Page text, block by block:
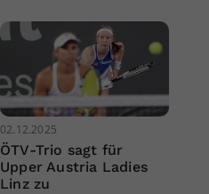
02.12.2025
ÖTV-Trio sagt für
Upper Austria Ladies
Linz zu